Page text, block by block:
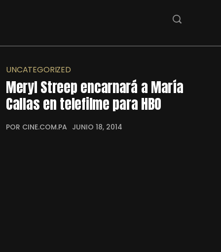
UNCATEGORIZED
Meryl Streep encarnará a María
Callas en telefilme para HBO
POR CINE.COM.PA JUNIO 18, 2014